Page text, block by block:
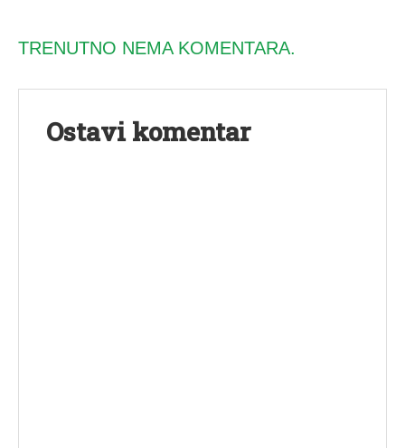
TRENUTNO NEMA KOMENTARA.
Ostavi komentar